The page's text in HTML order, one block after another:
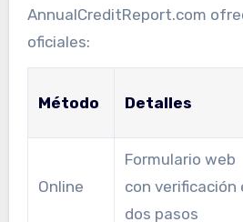
AnnualCreditReport.com
oficiales:
Método Detalles
Online
Formulario web
con verificación
dos pasos